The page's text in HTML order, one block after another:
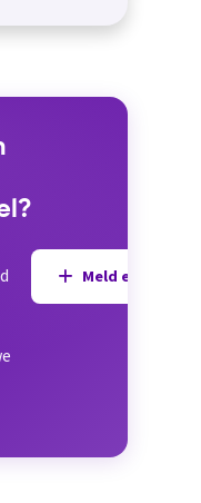
Meld een